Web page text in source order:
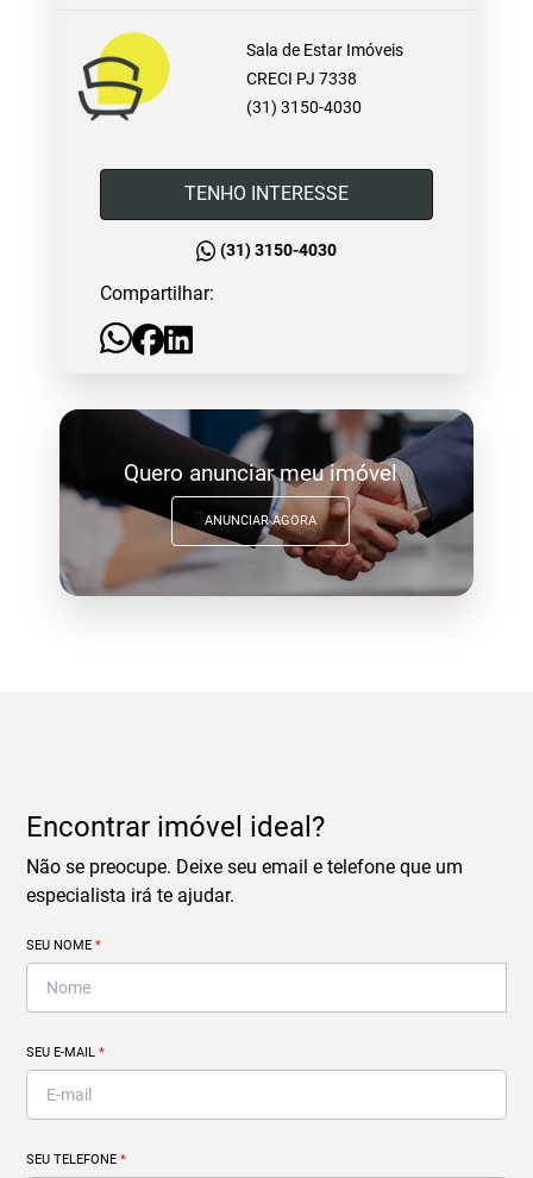
Sala de Estar Imóveis
CRECI PJ 7338
(31) 3150-4030
TENHO INTERESSE
(31) 3150-4030
Compartilhar:
Quero anunciar meu imóvel
ANUNCIAR AGORA
Encontrar imóvel ideal?
Não se preocupe. Deixe seu email e telefone que um
especialista irá te ajudar.
SEU NOME*
SEU E-MAIL*
SEU TELEFONE*